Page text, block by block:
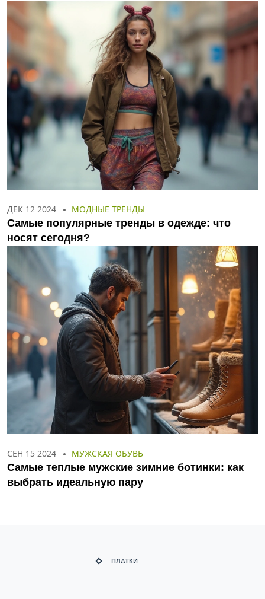
ДЕК 12 2024 МОДНЫЕ ТРЕНДЫ
Самые популярные тренды в одежде: что
носят сегодня?
СЕН 15 2024 МУЖСКАЯ ОБУВЬ
Самые теплые мужские зимние ботинки: как
выбрать идеальную пару